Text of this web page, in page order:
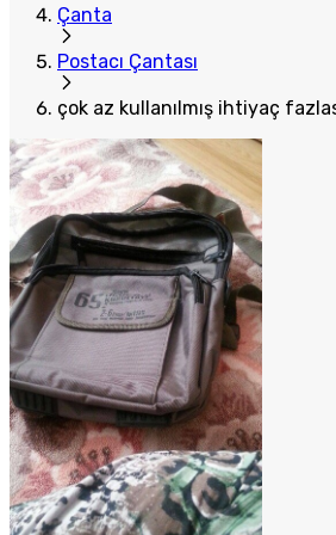
Çanta
Postacı Çantası
çok az kullanılmış ihtiyaç